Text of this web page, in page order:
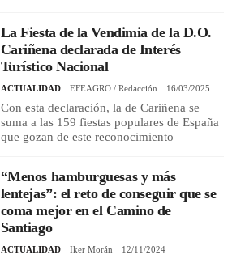
La Fiesta de la Vendimia de la D.O.
Cariñena declarada de Interés
Turístico Nacional
ACTUALIDAD EFEAGRO / Redacción 16/03/2025
Con esta declaración, la de Cariñena se
suma a las 159 fiestas populares de España
que gozan de este reconocimiento
“Menos hamburguesas y más
lentejas”: el reto de conseguir que se
coma mejor en el Camino de
Santiago
ACTUALIDAD Iker Morán 12/11/2024